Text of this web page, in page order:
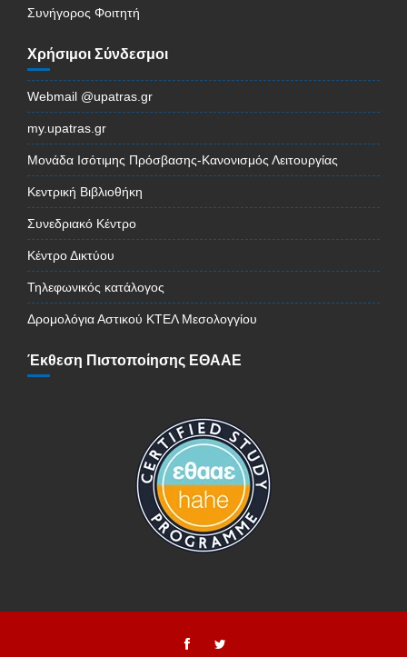
Συνήγορος Φοιτητή
Χρήσιμοι Σύνδεσμοι
Webmail @upatras.gr
my.upatras.gr
Μονάδα Ισότιμης Πρόσβασης-Κανονισμός Λειτουργίας
Κεντρική Βιβλιοθήκη
Συνεδριακό Κέντρο
Κέντρο Δικτύου
Τηλεφωνικός κατάλογος
Δρομολόγια Αστικού ΚΤΕΛ Μεσολογγίου
Έκθεση Πιστοποίησης ΕΘΑΑΕ